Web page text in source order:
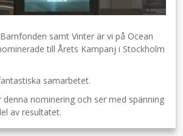
samt Vinter är vi på Ocean
till Årets Kampanj i Stockholm
samarbetet.
nominering och ser med spänning
av resultatet.